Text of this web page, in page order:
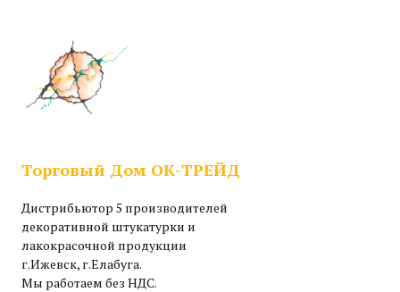
Торговый Дом ОК-ТРЕЙД
Дистрибьютор 5 производителей
декоративной штукатурки и
лакокрасочной продукции
г.Ижевск, г.Елабуга.
Мы работаем без НДС.